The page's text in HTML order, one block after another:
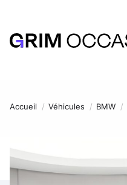
Accueil Véhicules BMW